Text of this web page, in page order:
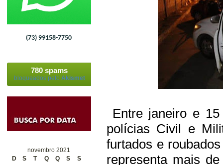
(73) 99158-7750
780 spams
bloqueados pelo Akismet
novembro 2021
D
S T Q Q S
S
Entre janeiro e
polícias Civil e
furtados e
representa mais